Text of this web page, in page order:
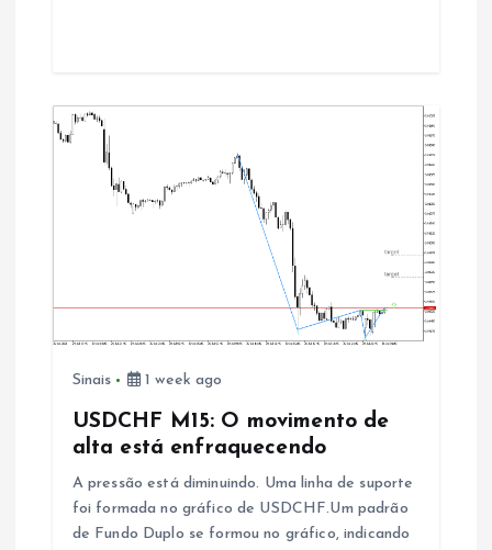
Sinais 1 week ago
USDCHF M15: O movimento de
alta está enfraquecendo
A pressão está diminuindo. Uma linha de suporte
foi formada no gráfico de USDCHF.Um padrão
de Fundo Duplo se formou no gráfico, indicando